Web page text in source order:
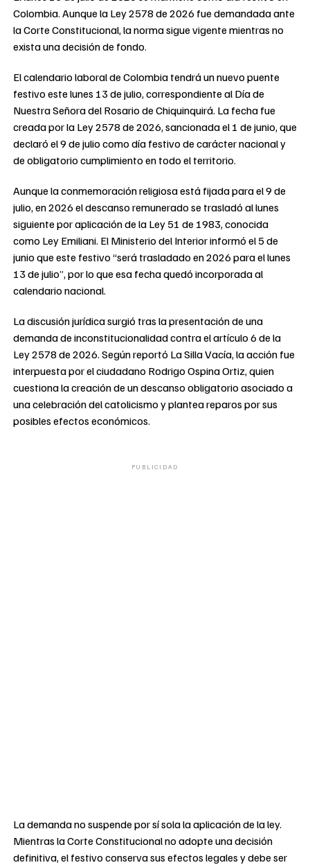
Colombia. Aunque la Ley 2578 de 2026 fue demandada ante
la Corte Constitucional, la norma sigue vigente mientras no
exista una decisión de fondo.
El calendario laboral de Colombia tendrá un nuevo puente
festivo este lunes 13 de julio, correspondiente al Día de
Nuestra Señora del Rosario de Chiquinquirá. La fecha fue
creada por la Ley 2578 de 2026, sancionada el 1 de junio, que
declaró el 9 de julio como día festivo de carácter nacional y
de obligatorio cumplimiento en todo el territorio.
Aunque la conmemoración religiosa está fijada para el 9 de
julio, en 2026 el descanso remunerado se trasladó al lunes
siguiente por aplicación de la Ley 51 de 1983, conocida
como Ley Emiliani. El Ministerio del Interior informó el 5 de
junio que este festivo “será trasladado en 2026 para el lunes
13 de julio”, por lo que esa fecha quedó incorporada al
calendario nacional.
La discusión jurídica surgió tras la presentación de una
demanda de inconstitucionalidad contra el artículo 6 de la
Ley 2578 de 2026. Según reportó La Silla Vacía, la acción fue
interpuesta por el ciudadano Rodrigo Ospina Ortiz, quien
cuestiona la creación de un descanso obligatorio asociado a
una celebración del catolicismo y plantea reparos por sus
posibles efectos económicos.
PUBLICIDAD
La demanda no suspende por sí sola la aplicación de la ley.
Mientras la Corte Constitucional no adopte una decisión
definitiva, el festivo conserva sus efectos legales y debe ser